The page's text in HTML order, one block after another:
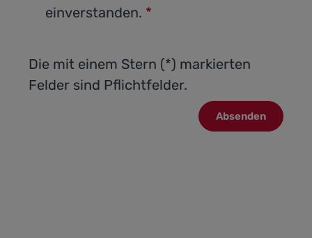
einverstanden. *
Die mit einem Stern (*) markierten
Felder sind Pflichtfelder.
Absenden